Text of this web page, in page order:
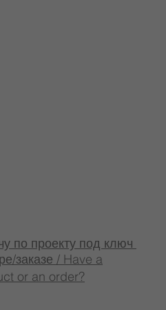
заказе / Have a
or an order?
по проекту под ключ